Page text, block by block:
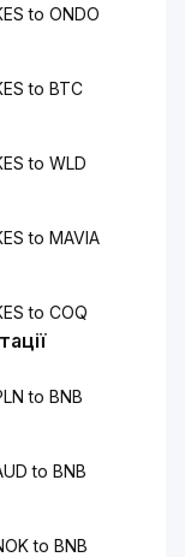
to ONDO
to BTC
to WLD
to MAVIA
to COQ
to BNB
to BNB
to BNB